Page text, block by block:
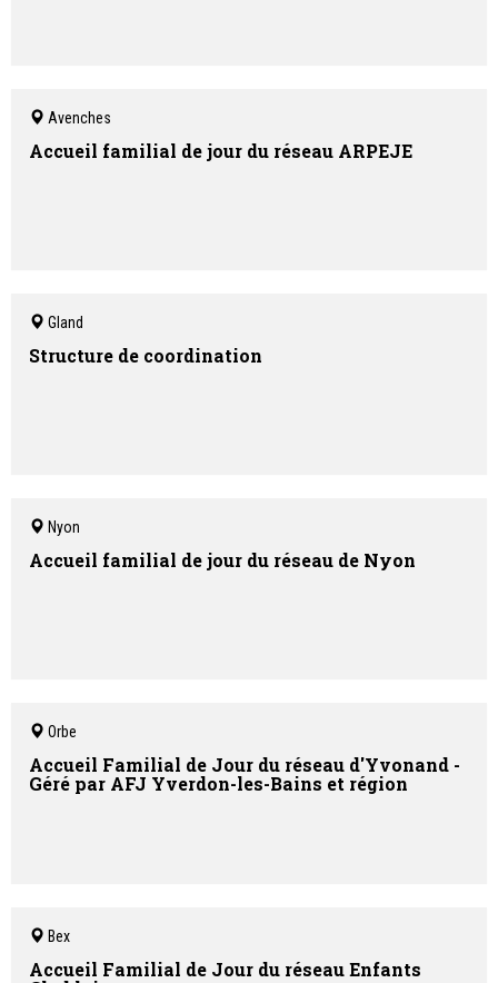
Avenches
Accueil familial de jour du réseau ARPEJE
Gland
Structure de coordination
Nyon
Accueil familial de jour du réseau de Nyon
Orbe
Accueil Familial de Jour du réseau d'Yvonand -
Géré par AFJ Yverdon-les-Bains et région
Bex
Accueil Familial de Jour du réseau Enfants